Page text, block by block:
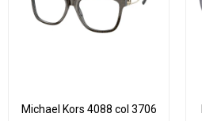
Michael Kors 4088 col 3706